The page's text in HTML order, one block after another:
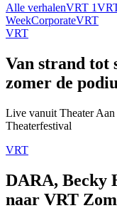
Alle verhalenVRT 1
WeekCorporateVRT
VRT
Van strand tot
zomer de
Live vanuit Theater
Theaterfestival
VRT
DARA, Becky
naar VRT